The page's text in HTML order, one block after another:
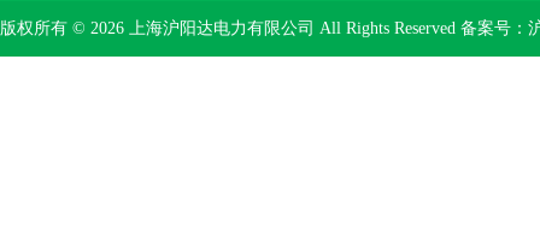
版权所有 © 2026 上海沪阳达电力有限公司 All Rights Reserved 备案号：